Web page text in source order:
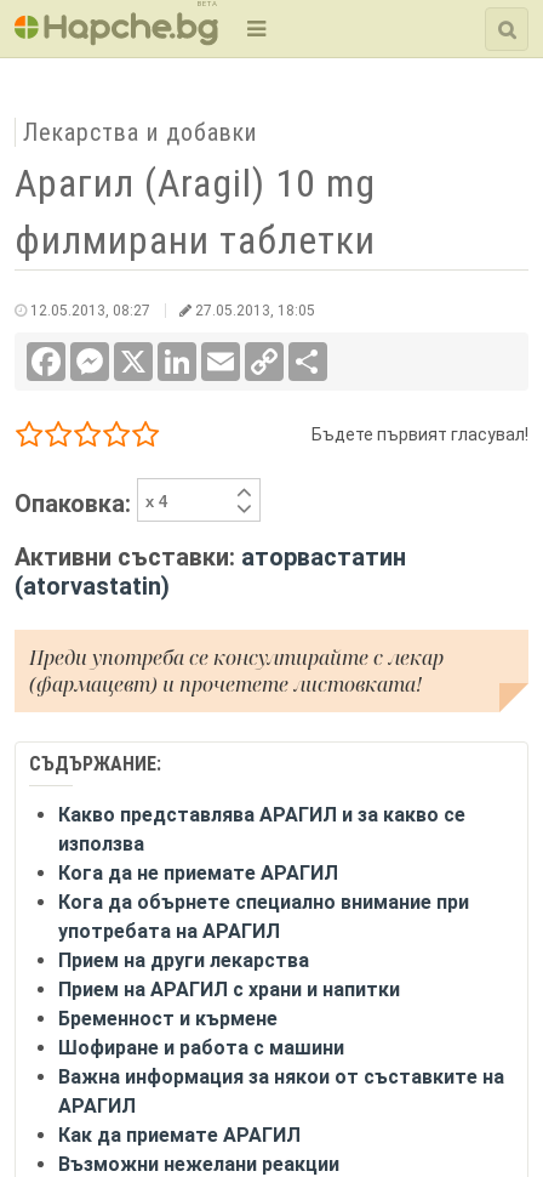
BETA
Лекарства и добавки
Арагил (Aragil) 10 mg
филмирани таблетки
12.05.2013, 08:27 27.05.2013, 18:05
FacebookMessenger LinkedInEmail
Copy
Link
1/52/53/54/55/5 Бъдете първият гласувал!
Опаковка:
Активни съставки: аторвастатин
(atorvastatin)
Преди употреба се консултирайте с лекар
(фармацевт) и прочетете листовката!
СЪДЪРЖАНИЕ:
Какво представлява АРАГИЛ и за какво се
използва
Кога да не приемате АРАГИЛ
Кога да обърнете специално внимание при
употребата на АРАГИЛ
Прием на други лекарства
Прием на АРАГИЛ с храни и напитки
Бременност и кърмене
Шофиране и работа с машини
Важна информация за някои от съставките на
АРАГИЛ
Как да приемате АРАГИЛ
Възможни нежелани реакции